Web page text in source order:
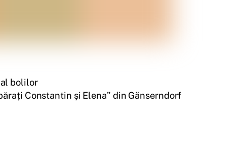
bolilor
Constantin și Elena” din Gänserndorf